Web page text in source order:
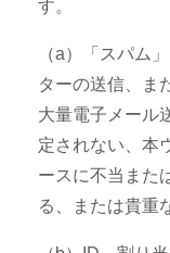
す。
（a）「スパム
ターの送信、ま
大量電子メール
定されない、本
ースに不当また
る、または貴重